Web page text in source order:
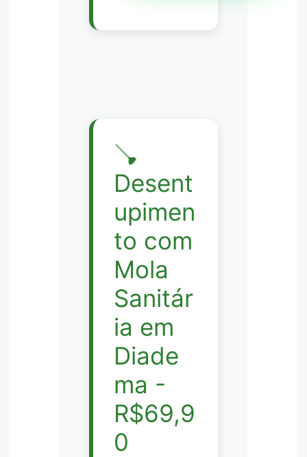
🪠
Desent
upimen
to com
Mola
Sanitár
ia em
Diade
ma -
R$69,9
0